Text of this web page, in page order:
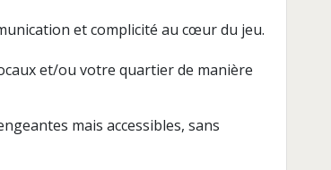
et complicité au cœur du jeu.
et/ou votre quartier de manière
mais accessibles, sans